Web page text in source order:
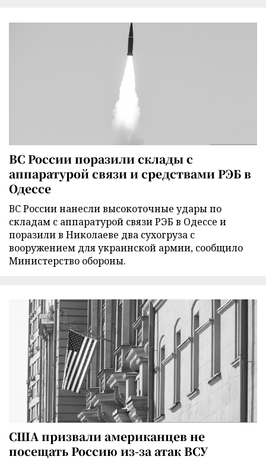
ВС России поразили склады с
аппаратурой связи и средствами РЭБ в
Одессе
ВС России нанесли высокоточные удары по
складам с аппаратурой связи РЭБ в Одессе и
поразили в Николаеве два сухогруза с
вооружением для украинской армии, сообщило
Министерство обороны.
США призвали американцев не
посещать Россию из-за атак ВСУ